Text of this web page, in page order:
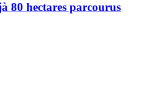
80 hectares parcourus